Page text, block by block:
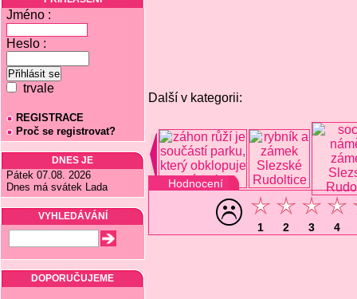
Jméno :
Heslo :
trvale
REGISTRACE
Proč se registrovat?
DNES JE
Pátek 07.08. 2026
Dnes má svátek Lada
VYHLEDÁVÁNÍ
DOPORUČUJEME
Další v kategorii:
Hodnocení
1 2 3 4